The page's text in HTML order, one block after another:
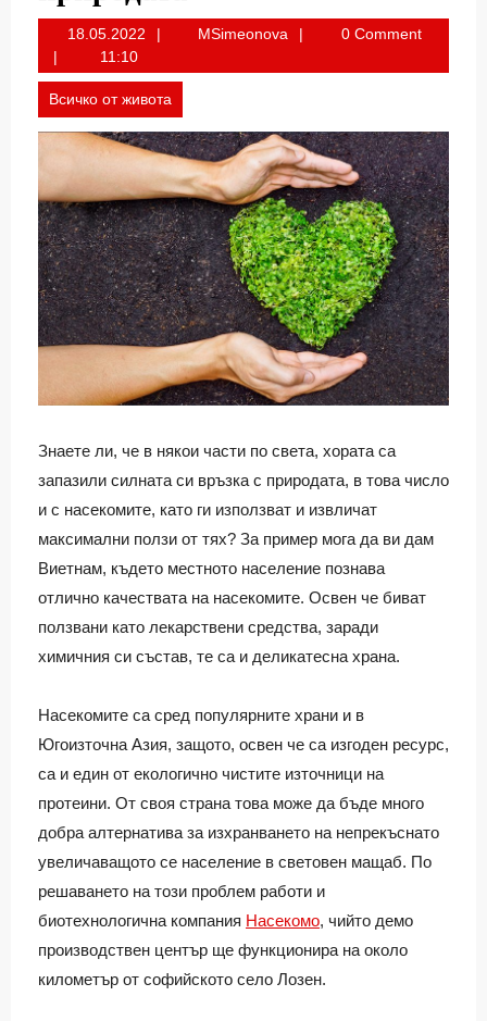
18.05.202218.05.2022MSimeonova MSimeonova0 Comment
11:10
Всичко от живота
Знаете ли, че в някои части по света, хората са
запазили силната си връзка с природата, в това число
и с насекомите, като ги използват и извличат
максимални ползи от тях? За пример мога да ви дам
Виетнам, където местното население познава
отлично качествата на насекомите. Освен че биват
ползвани като лекарствени средства, заради
химичния си състав, те са и деликатесна храна.
Насекомите са сред популярните храни и в
Югоизточна Азия, защото, освен че са изгоден ресурс,
са и един от екологично чистите източници на
протеини. От своя страна това може да бъде много
добра алтернатива за изхранването на непрекъснато
увеличаващото се население в световен мащаб. По
решаването на този проблем работи и
биотехнологична компания Насекомо, чийто демо
производствен център ще функционира на около
километър от софийското село Лозен.